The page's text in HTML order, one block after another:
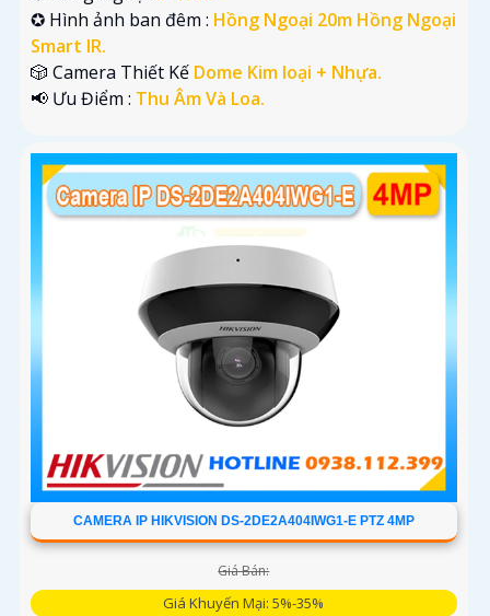
✪ Hình ảnh ban đêm : Hồng Ngoại 20m Hồng Ngoại
Smart IR.
🎲 Camera Thiết Kế Dome Kim loại + Nhựa.
️📢 Ưu Điểm : Thu Âm Và Loa.
CAMERA IP HIKVISION DS-2DE2A404IWG1-E PTZ 4MP
Giá Bán:
Giá Khuyến Mại: 5%-35%